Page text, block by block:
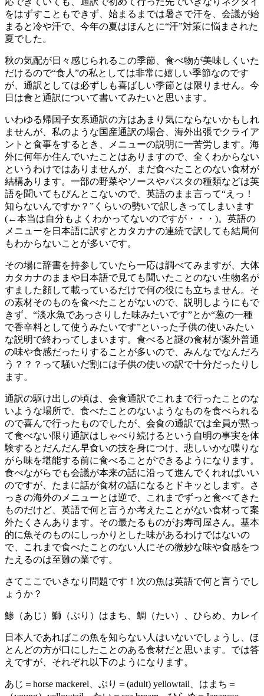
をはずすこともできず、始まるまでは暑さで汗を、会議が始
まると冷や汗で、今年の夏はほんとに“汗”対策に悩まされた
夏でした。
秋の気配が日々感じられるこの季節、食べ物が美味しくいた
だけるので“食人”の私としては非常に嬉しい季節なのです
が、通訳としては必ずしも喜ばしい季節とは限りません。今
日は食と通訳について書いてみたいと思います。
いわゆる帰国子女系通訳の方はあまり気にならないかもしれ
ませんが、私のような国産通訳の場合、海外出張でクライア
ントと食事をするとき、メニューの説明に一苦労します。海
外に何年か住んでいたことはありますので、全くわからない
というわけではありませんが、まだ食べたことのない食材が
結構あります。一部の野菜やソースやパスタの種類などは英
語を聞いてもぴんとこないので、英語のまま言って“えっ！
知らないんですか？”くらいの勢いで訳しきってしまいます
(←本当は自分もよくわかってないのですが・・・)。英語の
メニューを日本語に訳すとカタカナの連続で訳しても結局何
もわからないことが多いです。
その場に辞書を持参していたら一応は調べてみますが、大体
カタカナのままや日本語で見ても聞いたことのない生物名が
すました顔して載っているだけで何の役にも立ちません。そ
の素材そのものを食べたことがないので、説明しようにもで
きず、“淡水魚であっさりした味みたいです”とか“葱の一種
で香辛料として使うみたいです”といった子供の使いみたい
な説明で終わってしまいます。食べると謎の食材が案外普通
の味や食感だったりすることが多いので、みんなでなんだろ
う？？？って騒いだ割には子供の使いの訳で十分だったりし
ます。
通訳の駆け出しの頃は、会食通訳でこれまで行ったことのな
いような場所で、食べたことのないようなものを食べられる
ので喜んで行ったものでしたが、会食の通訳では全員が黙っ
て食べない限り通訳はしゃべり続けるという自明の事実を体
験するとだんだん早食いの技を身につけ、悲しいかな喋りな
がら味を堪能する前に食べることができるようになります。
食べながらでも会議が本来の話に沿って進んでくれればいい
のですが、たまに話が食材の話になるとドキッとします。さ
っきの海外のメニューとは逆で、これまでずっと食べてきた
ものだけど、英語で何と言うか考えたことがない食材って案
外たくさんあります。その最たるものがお寿司屋さん。基本
的に魚そのものにしっかりとした味があるわけではないの
で、これまで食べたことのない人にその微妙な味や食感をつ
たえるのは至難の業です。
さてここでいきなり問題です！次の魚は英語で何と言うでし
ょうか？
鯵（あじ）鰤（ぶり）はまち、鯛（たい）、ひらめ、カレイ
日本人であればこの魚を知らない人はいないでしょうし、ほ
とんどの方が口にしたことのある食材だと思います。では答
えですが、それぞれ以下のようになります。
あじ＝horse mackerel、ぶり＝(adult) yellowtail、はまち＝